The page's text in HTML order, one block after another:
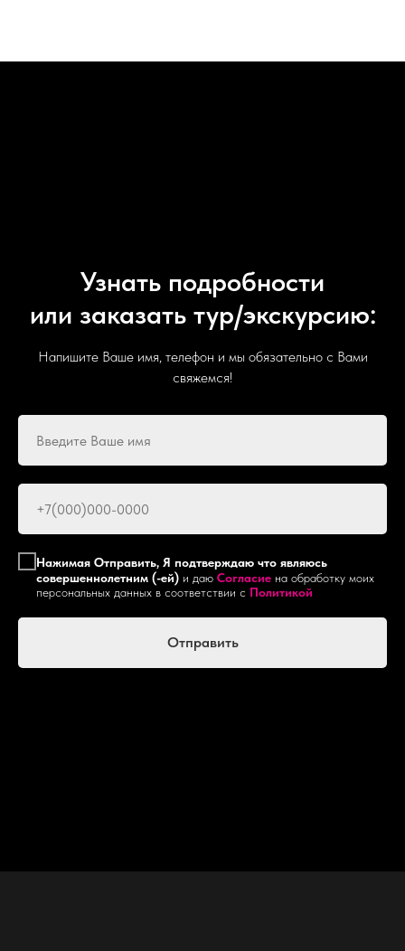
Узнать подробности
или заказать тур/экскурсию:
Напишите Ваше имя, телефон и мы обязательно с Вами
свяжемся!
Нажимая Отправить, Я подтверждаю что являюсь
совершеннолетним (-ей) и даю Согласие на обработку моих
персональных данных в соответствии с Политикой
Отправить